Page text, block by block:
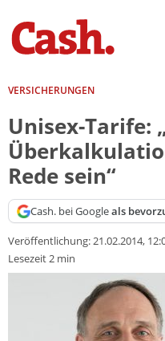
VERSICHERUNGEN
Unisex-Tarife:
Rede sein“
Cash. bei Googleals
Veröffentlichung:21.02.2014,
Lesezeit 2 min